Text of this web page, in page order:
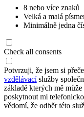
8 nebo více znaků
Velká a malá
Minimálně jedna
Check all consents
Potvrzuji, že jsem si
vzdělávacíslužby
základě kterých mě
poskytnout mi
vědomí, že odběr této